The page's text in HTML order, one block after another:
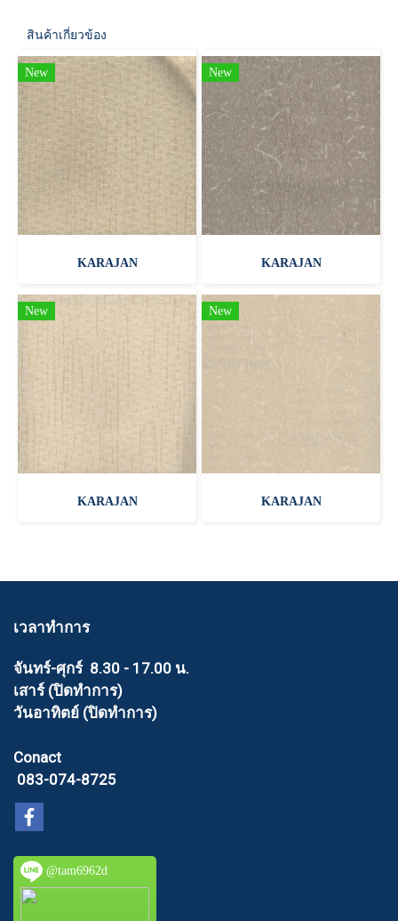
สินค้าเกี่ยวข้อง
New
KARAJAN
New
KARAJAN
New
KARAJAN
New
KARAJAN
เวลาทำการ
จันทร์-ศุกร์ 8.30 - 17.00 น.
เสาร์ (ปิดทำการ)
วันอาทิตย์ (ปิดทำการ)
Conact
083-074-8725
@tam6962d